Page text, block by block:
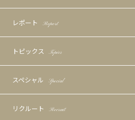
レポート Report
トピックス Topics
スペシャル Special
リクルート Recruit